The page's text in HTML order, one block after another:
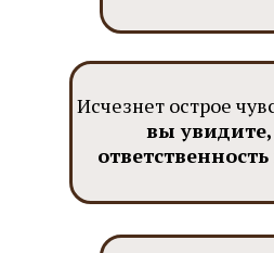
Исчезнет острое
вы увидите,